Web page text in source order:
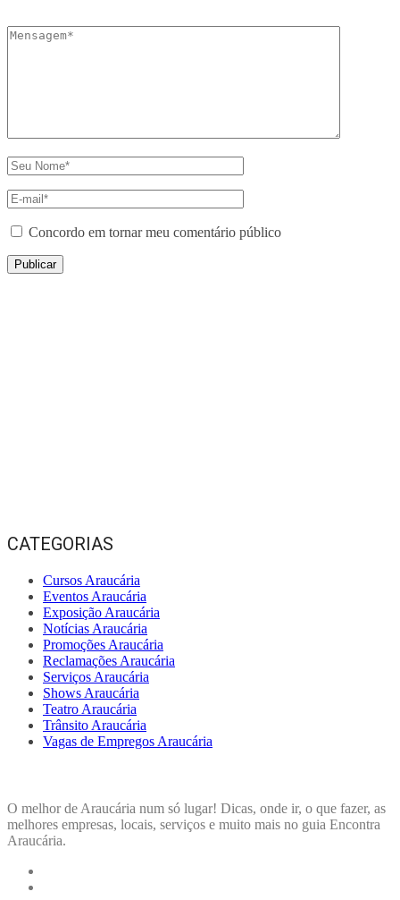
Concordo em tornar meu comentário público
CATEGORIAS
Cursos Araucária
Eventos Araucária
Exposição Araucária
Notícias Araucária
Promoções Araucária
Reclamações Araucária
Serviços Araucária
Shows Araucária
Teatro Araucária
Trânsito Araucária
Vagas de Empregos Araucária
O melhor de Araucária num só lugar! Dicas, onde ir, o que fazer, as
melhores empresas, locais, serviços e muito mais no guia Encontra
Araucária.